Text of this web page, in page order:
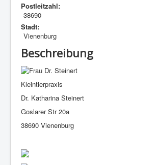
Postleitzahl:
38690
Stadt:
Vienenburg
Beschreibung
Kleintierpraxis
Dr. Katharina Steinert
Goslarer Str 20a
38690 Vienenburg